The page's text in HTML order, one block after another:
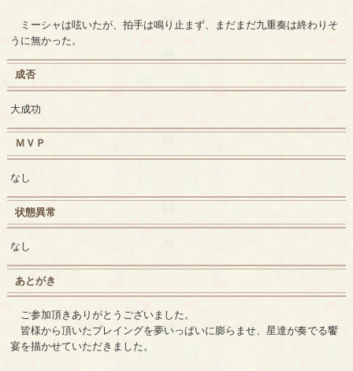
ミーシャは呟いたが、拍手は鳴り止まず、まだまだ九重奏は終わりそ
うに無かった。
成否
大成功
ＭＶＰ
なし
状態異常
なし
あとがき
ご参加頂きありがとうございました。
皆様から頂いたプレイングを夢いっぱいに膨らませ、星達が奏でる饗
宴を描かせていただきました。